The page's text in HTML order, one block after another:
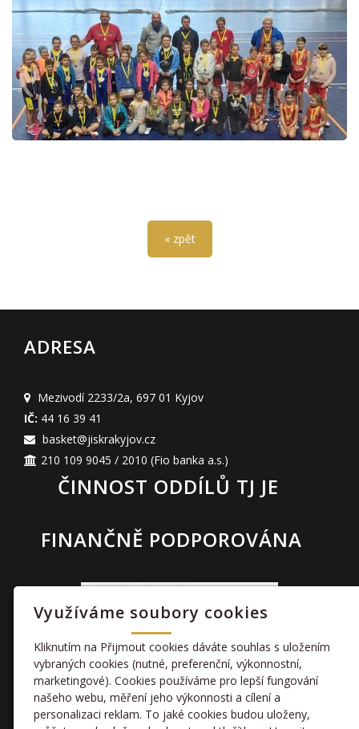
« zpět
ADRESA
Mezivodí 2233/2a, 697 01 Kyjov
IČ: 44 16 39 41
basket@jiskrakyjov.cz
210 109 9045 / 2010 (Fio banka a.s.)
ČINNOST ODDÍLŮ TJ JE
FINANČNĚ PODPOROVÁNA
TAKÉ NÁS NAJDETE
Využíváme soubory cookies
Kliknutím na Přijmout cookies dáváte souhlas s uložením
vybraných cookies (nutné, preferenční, výkonnostní,
marketingové). Cookies používáme pro lepší fungování
našeho webu, měření jeho výkonnosti a cílení a
personalizaci reklam. To jaké cookies budou uloženy,